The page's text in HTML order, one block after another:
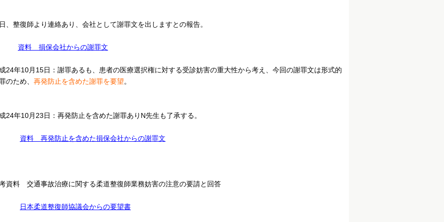
、整復師より連絡あり、会社として謝罪文を出しますとの報告。
資料 損保会社からの謝罪文
24年10月15日：謝罪あるも、患者の医療選択権に対する受診妨害の重大性から考え、今回の謝罪文は形式的
のため、 再発防止を含めた謝罪を要望。
24年10月23日：再発防止を含めた謝罪ありN先生も了承する。
資料 再発防止を含めた損保会社からの謝罪文
資料 交通事故治療に関する柔道整復師業務妨害の注意の要請と回答
日本柔道整復師協議会からの要望書